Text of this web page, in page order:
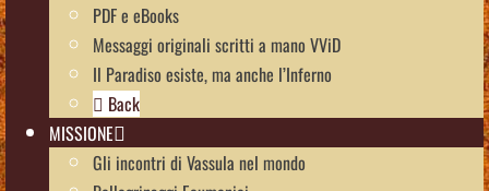
PDF e eBooks
Messaggi originali scritti a mano VViD
Il Paradiso esiste, ma anche l’Inferno
Back
MISSIONE
Gli incontri di Vassula nel mondo